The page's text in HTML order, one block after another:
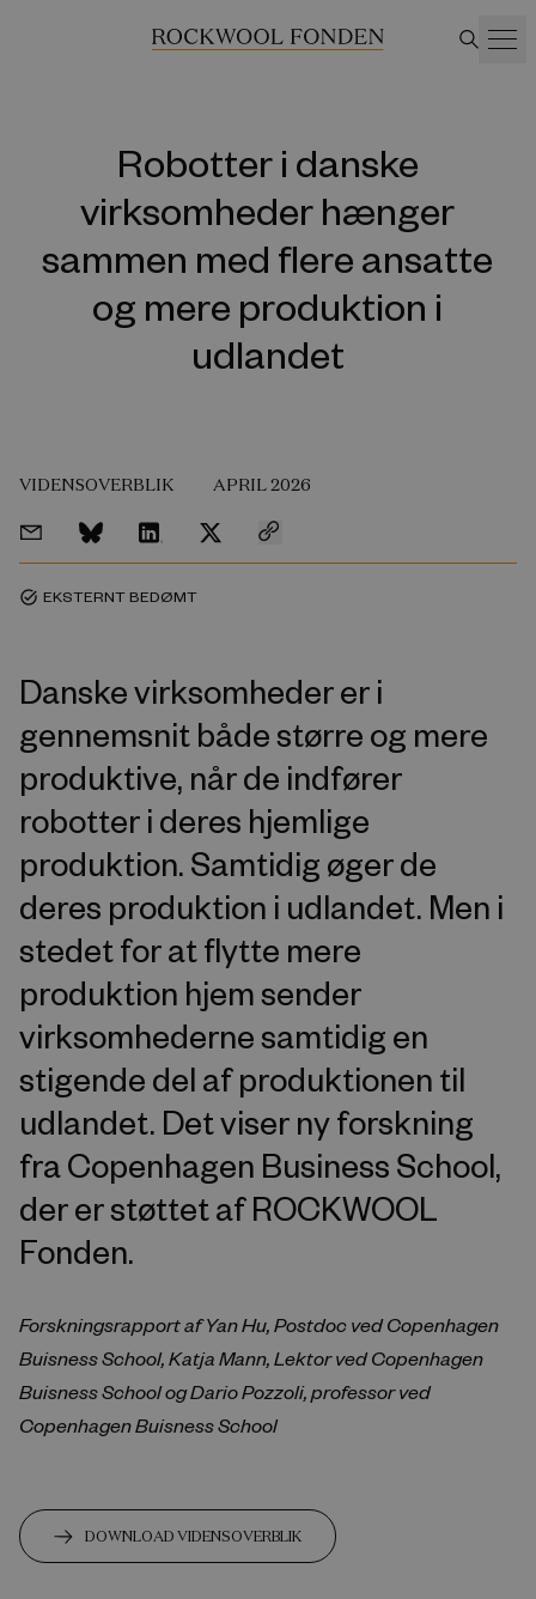
Robotter i danske
virksomheder hænger
sammen med flere ansatte
og mere produktion i
udlandet
VIDENSOVERBLIK APRIL 2026
task_alt EKSTERNT BEDØMT
Danske virksomheder er i
gennemsnit både større og mere
produktive, når de indfører
robotter i deres hjemlige
produktion. Samtidig øger de
deres produktion i udlandet. Men i
stedet for at flytte mere
produktion hjem sender
virksomhederne samtidig en
stigende del af produktionen til
udlandet. Det viser ny forskning
fra Copenhagen Business School,
der er støttet af ROCKWOOL
Fonden.
Forskningsrapport af Yan Hu, Postdoc ved Copenhagen
Buisness School, Katja Mann, Lektor ved Copenhagen
Buisness School og Dario Pozzoli, professor ved
Copenhagen Buisness School
DOWNLOAD VIDENSOVERBLIK